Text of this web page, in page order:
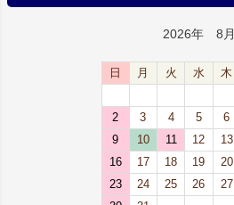
2026年 8月
日 月 火 水 木
2
3 4 5 6
9
10 11 12 13
16
17 18 19 20
23
24 25 26 27